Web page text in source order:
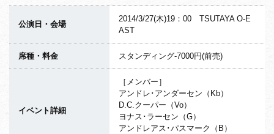
公演日・会場
2014/3/27(木)19：00 TSUTAYA O-E
AST
席種・料金 スタンディング-7000円(前売)
イベント詳細
［メンバー］
アンドレ･アンダーセン（Kb）
D.C.クーパー（Vo）
ヨナス･ラーセン（G）
アンドレアス･パスマーク（B）